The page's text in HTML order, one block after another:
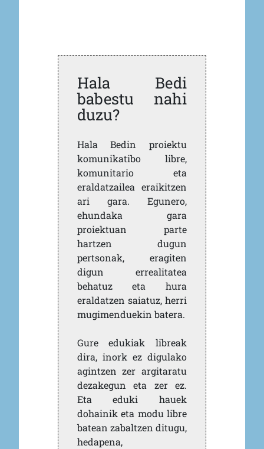
Hala Bedi
babestu nahi
duzu?
Hala Bedin proiektu
komunikatibo libre,
komunitario eta
eraldatzailea eraikitzen
ari gara. Egunero,
ehundaka gara
proiektuan parte
hartzen dugun
pertsonak, eragiten
digun errealitatea
behatuz eta hura
eraldatzen saiatuz, herri
mugimenduekin batera.
Gure edukiak libreak
dira, inork ez digulako
agintzen zer argitaratu
dezakegun eta zer ez.
Eta eduki hauek
dohainik eta modu libre
batean zabaltzen ditugu,
hedapena,